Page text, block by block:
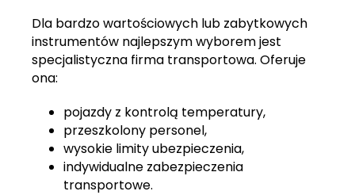
Dla bardzo wartościowych lub zabytkowych
instrumentów najlepszym wyborem jest
specjalistyczna firma transportowa. Oferuje
ona:
pojazdy z kontrolą temperatury,
przeszkolony personel,
wysokie limity ubezpieczenia,
indywidualne zabezpieczenia
transportowe.